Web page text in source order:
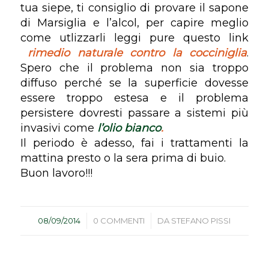
tua siepe, ti consiglio di provare il sapone
di Marsiglia e l’alcol, per capire meglio
come utlizzarli leggi pure questo link
rimedio naturale contro la cocciniglia.
Spero che il problema non sia troppo
diffuso perché se la superficie dovesse
essere troppo estesa e il problema
persistere dovresti passare a sistemi più
invasivi come l’olio bianco.
Il periodo è adesso, fai i trattamenti la
mattina presto o la sera prima di buio.
Buon lavoro!!!
08/09/2014
/ 0 COMMENTI
/ DA STEFANO PISSI